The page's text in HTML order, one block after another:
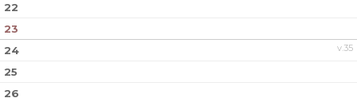
22
23
v.35
24
25
26